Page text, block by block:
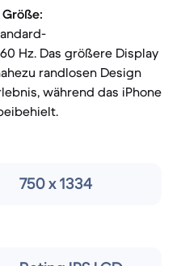
Hz. Das größere Display
randlosen Design
während das iPhone
750 x 1334